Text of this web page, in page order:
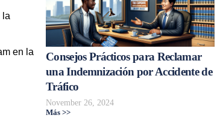
la
en la
Consejos Prácticos para Reclamar
una Indemnización por Accidente de
Tráfico
November 26, 2024
Más >>